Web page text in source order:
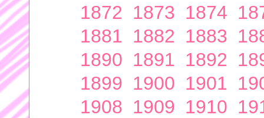
1872 1873 1874
1881 1882 1883
1890 1891 1892
1899 1900 1901
1908 1909 1910